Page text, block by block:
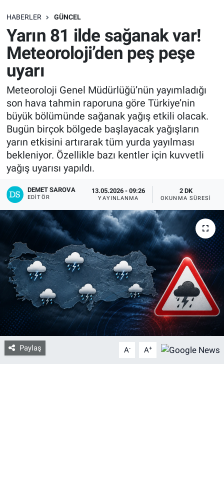
HABERLER GÜNCEL
Yarın 81 ilde sağanak var!
Meteoroloji’den peş peşe
uyarı
Meteoroloji Genel Müdürlüğü’nün yayımladığı
son hava tahmin raporuna göre Türkiye’nin
büyük bölümünde sağanak yağış etkili olacak.
Bugün birçok bölgede başlayacak yağışların
yarın etkisini artırarak tüm yurda yayılması
bekleniyor. Özellikle bazı kentler için kuvvetli
yağış uyarısı yapıldı.
DEMET SAROVA
EDITÖR
13.05.2026 - 09:26
YAYINLANMA
2 DK
OKUNMA SÜRESI
Paylaş A- A+
SAĞLIK
EKONOMİ
EĞİTİM
ÖZEL HABER
Keşfet
ASTROLOJİ
MANŞET
RESMİ İLANLAR
İLAN
Bize ulaşın
İletişim/Künye
Yaşam
Gözden Kaçmasın
İletişim (Künye)